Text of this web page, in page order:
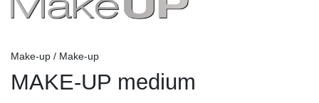
Make-up / Make-up
MAKE-UP medium